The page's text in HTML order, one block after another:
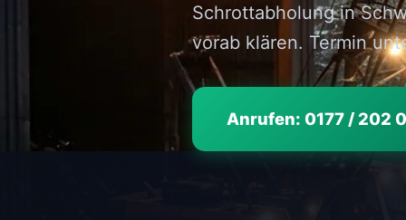
Schrottabholung in
vorab klären. Termin
Anrufen: 0177 / 202